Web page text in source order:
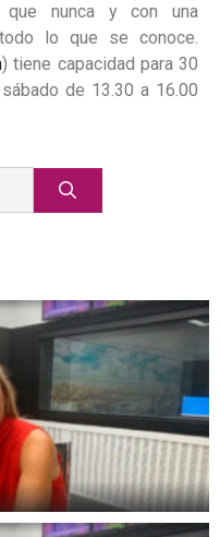
que nunca y con una
lo que se conoce.
) tiene capacidad para 30
de 13.30 a 16.00